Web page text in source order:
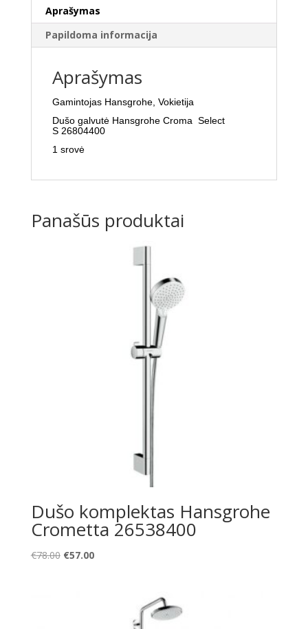
Aprašymas
Papildoma informacija
Aprašymas
Gamintojas Hansgrohe, Vokietija
Dušo galvutė Hansgrohe Croma Select
S 26804400
1 srovė
Panašūs produktai
Dušo komplektas Hansgrohe
Crometta 26538400
€78.00 Original
€57.00Current